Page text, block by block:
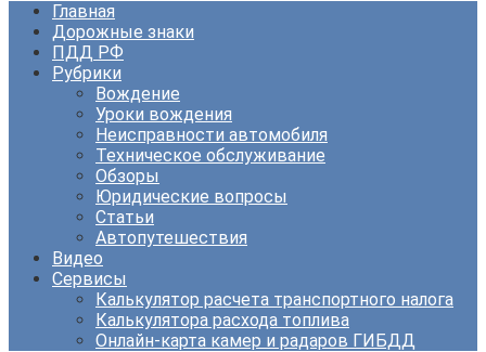
Главная
Дорожные знаки
ПДД РФ
Рубрики
Вождение
Уроки вождения
Неисправности автомобиля
Техническое обслуживание
Обзоры
Юридические вопросы
Статьи
Автопутешествия
Видео
Сервисы
Калькулятор расчета транспортного налога
Калькулятора расхода топлива
Онлайн-карта камер и радаров ГИБДД